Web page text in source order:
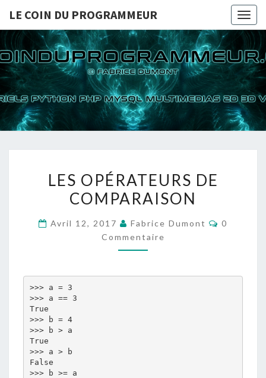
LE COIN DU PROGRAMMEUR
LE
TUTORIELS
PYTHON PHP
MYSQL
MULTIMEDIAS
2D 3D VIDEOS
OPÉRATEURS
DE
LES OPÉRATEURS DE
COMPARAISON
Avril 12, 2017 Fabrice Dumont
0
Commentaire
>>> a = 3
>>> a == 3
True
>>> b = 4
>>> b > a
True
>>> a > b
False
>>> b >= a